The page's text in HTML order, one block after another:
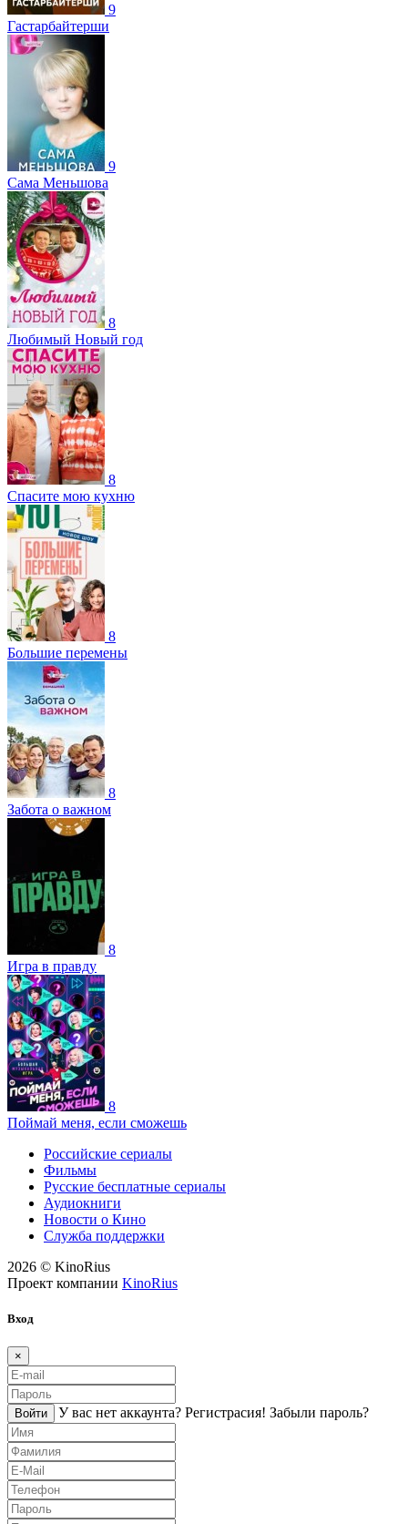
9
Гастарбайтерши
9
Сама Меньшова
8
Любимый Новый год
8
Спасите мою кухню
8
Большие перемены
8
Забота о важном
8
Игра в правду
8
Поймай меня, если сможешь
Российские сериалы
Фильмы
Русские бесплатные сериалы
Аудиокниги
Новости о Кино
Служба поддержки
2026 © KinoRius
Проект компании KinoRius
Вход
×
Войти У вас нет аккаунта? Регистраcия! Забыли пароль?